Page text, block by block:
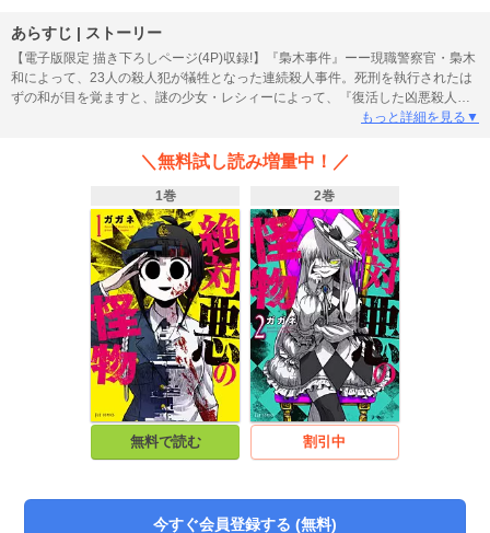
あらすじ | ストーリー
【電子版限定 描き下ろしページ(4P)収録!】『梟木事件』ーー現職警察官・梟木
和によって、23人の殺人犯が犠牲となった連続殺人事件。死刑を執行されたは
ずの和が目を覚ますと、謎の少女・レシィーによって、『復活した凶悪殺人犯
同士のバトルロイヤル』の参加者になったことを告げられる。和は復活した凶
な“ゲーム”に身を投じていく。元警察官vs凶悪犯罪者たちのデスゲーム、第1
もっと詳細を見る▼
＼無料試し読み増量中！／
1巻
無料で読む
2巻
割引中
今すぐ会員登録する (無料)